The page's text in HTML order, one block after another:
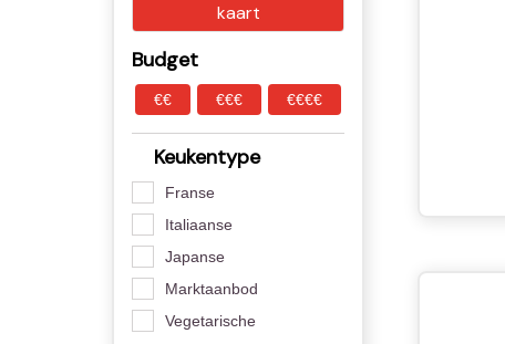
kaart
Budget
€€ €€€ €€€€
Keukentype
Franse
Italiaanse
Japanse
Marktaanbod
Vegetarische